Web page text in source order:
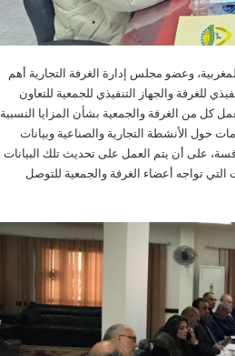
وعضو مجلس إدارة الغرفة التجارية أهم
للغرفة والجهاز التنفيذي للجمعية للتعاون
كل من الغرفة والجمعية بشأن المزايا النسبية
حول الأنشطة التجارية والصناعية وبيانات
على أن يتم العمل على تحديث تلك البيانات
تواجه أعضاء الغرفة والجمعية للتوصل